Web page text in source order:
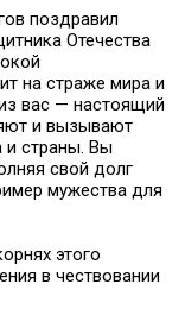
поздравил
Отечества
на страже мира и
вас — настоящий
и вызывают
и страны. Вы
свой долг
мужества для
этого
в чествовании